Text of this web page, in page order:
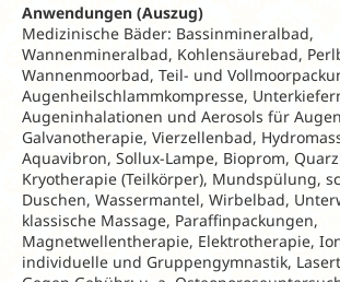
Anwendungen (Auszug)
Medizinische Bäder: Bassinmineralbad,
Wannenmineralbad, Kohlensäurebad,
Wannenmoorbad, Teil- und
Augenheilschlammkompresse,
Augeninhalationen und Aerosols für
Galvanotherapie, Vierzellenbad,
Aquavibron, Sollux-Lampe, Bioprom,
Kryotherapie (Teilkörper), Mundspülung,
Duschen, Wassermantel, Wirbelbad,
klassische Massage, Paraffinpackungen,
Magnetwellentherapie, Elektrotherapie,
individuelle und Gruppengymnastik,